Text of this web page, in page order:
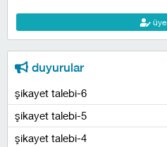
duyurular
şikayet talebi-6
şikayet talebi-5
şikayet talebi-4